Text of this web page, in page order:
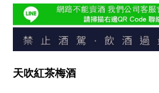
天吹紅茶梅酒